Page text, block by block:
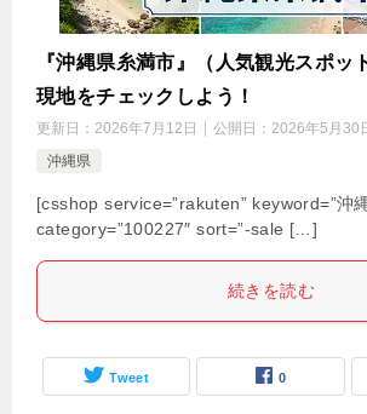
『沖縄県糸満市』（人気観光スポッ
現地をチェックしよう！
更新日： 2026年7月12日 公開日： 2026年5月30
沖縄県
[csshop service=”rakuten” keyword=”沖
category=”100227″ sort=”-sale […]
続きを読む
Tweet 0